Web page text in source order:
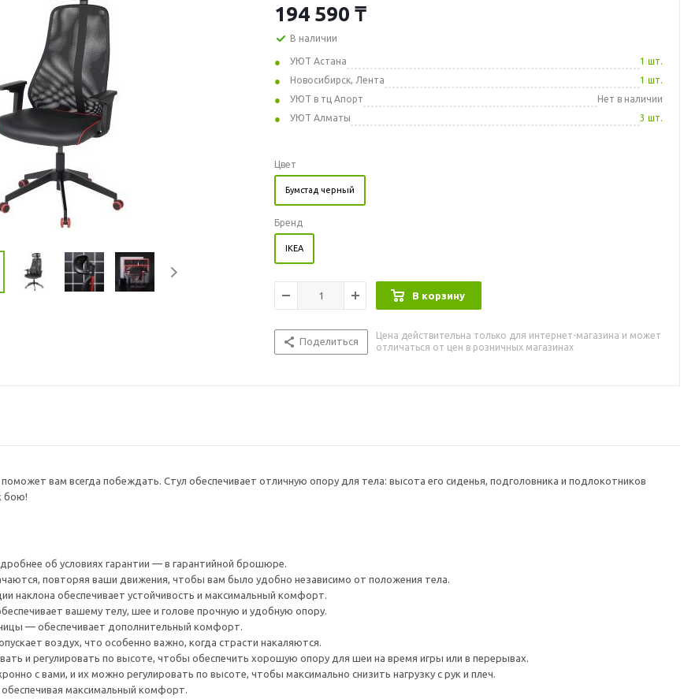
194 590 ₸
В наличии
УЮТ Астана
1 шт.
Новосибирск, Лента
1 шт.
УЮТ в тц Апорт
Нет в наличии
УЮТ Алматы
3 шт.
Цвет
Бумстад черный
Бренд
IKEA
В корзину
Поделиться
Цена действительна только для интернет-магазина и может
отличаться от цен в розничных магазинах
вам всегда побеждать. Стул обеспечивает отличную опору для тела: высота его сиденья, подголовника и подлокотников
бою!
об условиях гарантии — в гарантийной брошюре.
повторяя ваши движения, чтобы вам было удобно независимо от положения тела.
наклона обеспечивает устойчивость и максимальный комфорт.
вашему телу, шее и голове прочную и удобную опору.
— обеспечивает дополнительный комфорт.
воздух, что особенно важно, когда страсти накаляются.
и регулировать по высоте, чтобы обеспечить хорошую опору для шеи на время игры или в перерывах.
с вами, и их можно регулировать по высоте, чтобы максимально снизить нагрузку с рук и плеч.
обеспечивая максимальный комфорт.